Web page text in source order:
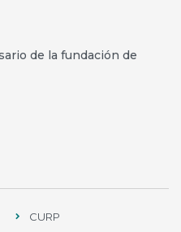
de la fundación de
CURP